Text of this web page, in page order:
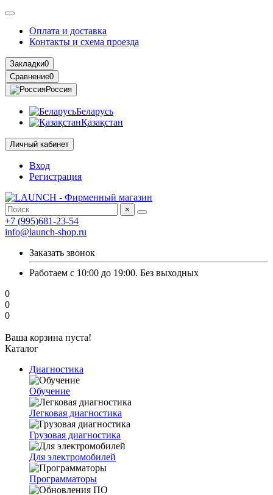
Оплата и доставка
Контакты и схема проезда
Закладки0
Сравнение0
Россия
Беларусь
Қазақстан
Личный кабинет
Вход
Регистрация
×
+7 (995)681-23-54
info@launch-shop.ru
Заказать звонок
Работаем с 10:00 до 19:00. Без выходных
0
0
0
Ваша корзина пуста!
Каталог
Диагностика
Обучение
Легковая диагностика
Грузовая диагностика
Для электромобилей
Программаторы